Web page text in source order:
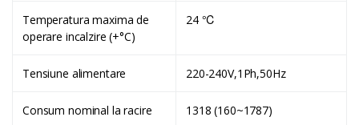
Temperatura maxima de
operare incalzire (+°C)
24 ℃
Tensiune alimentare 220-240V,1Ph,50Hz
Consum nominal la racire 1318 (160~1787)